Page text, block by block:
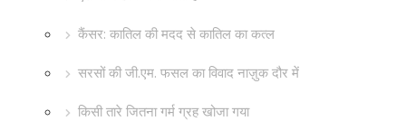
कैंसर: कातिल की मदद से कातिल का कत्ल
सरसों की जी.एम. फसल का विवाद नाज़ुक दौर में
किसी तारे जितना गर्म ग्रह खोजा गया